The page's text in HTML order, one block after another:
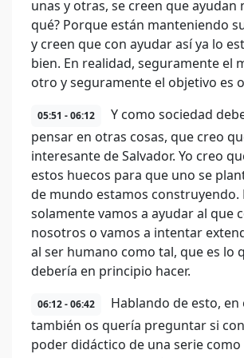
unas y otras, se creen que ayudan
qué? Porque están manteniendo
y creen que con ayudar así ya lo
bien. En realidad, seguramente el
otro y seguramente el objetivo es
05:51 - 06:12
Y como sociedad
pensar en otras cosas, que creo
interesante de Salvador. Yo creo
estos huecos para que uno se
de mundo estamos construyendo.
solamente vamos a ayudar al que
nosotros o vamos a intentar
al ser humano como tal, que es lo
debería en principio hacer.
06:12 - 06:42
Hablando de esto,
también os quería preguntar si
poder didáctico de una serie como